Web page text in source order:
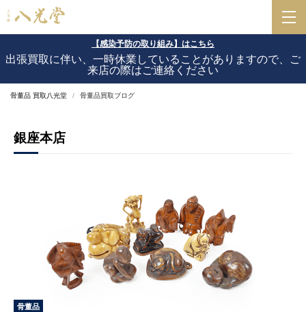
【感染予防の取り組み】はこちら
出張買取に伴い、一時休業していることがありますので、ご
来店の際はご連絡ください
骨董品 買取八光堂 骨董品買取ブログ
銀座本店
骨董品